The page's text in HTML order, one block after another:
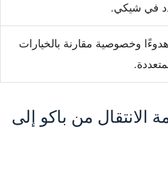
في شيكي.
وخصوصية مقارنة بالخيارات
الانتقال من باكو إلى